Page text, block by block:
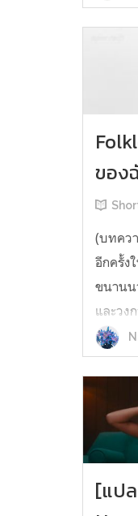
ชะตาก
ของ
(บทคว
อีกครั้ง
ขนานน
และวง
เซอร์ไ
สถานก
ถ่ายท
[แป